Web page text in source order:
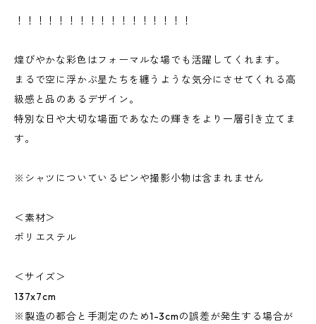
！！！！！！！！！！！！！！！！！
煌びやかな彩色はフォーマルな場でも活躍してくれます。
まるで空に浮かぶ星たちを纏うような気分にさせてくれる高
級感と品のあるデザイン。
特別な日や大切な場面であなたの輝きをより一層引き立てま
す。
※シャツについているピンや撮影小物は含まれません
＜素材＞
ポリエステル
＜サイズ＞
137x7cm
※製造の都合と手測定のため1-3cmの誤差が発生する場合が